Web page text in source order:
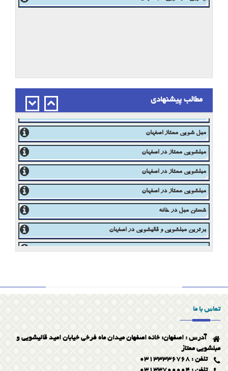
مطالب پیشنهادی
مبل شویی در اصفهان 03133336768
بهترین مبلشویی در اصفهان
مبل شویی ممتاز اصفهان
مبلشویی ممتاز در اصفهان
مبلشویی ممتاز در اصفهان
مبلشویی ممتاز در اصفهان
شستن مبل در خانه
پاک کردن لکه جوهر از روی مبل
پاک کردن لکه شیر از روی موکت
تماس با ما
آدرس : اصفهان: خانه اصفهان میدان ماه فرخی خیابان امید قالیشویی و
مبلشویی ممتاز
تلفن : 03133336768